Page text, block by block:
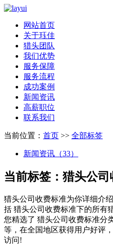
网站首页
关于珏佳
猎头团队
我们优势
服务保障
服务流程
成功案例
新闻资讯
高薪职位
联系我们
当前位置： 首页 >> 全部标签
新闻资讯（33）
当前标签： 猎头公司
猎头公司收费标准为你详细介绍
括 猎头公司收费标准下的所有
您精选了 猎头公司收费标准分
等，在全国地区获得用户好评
访问!